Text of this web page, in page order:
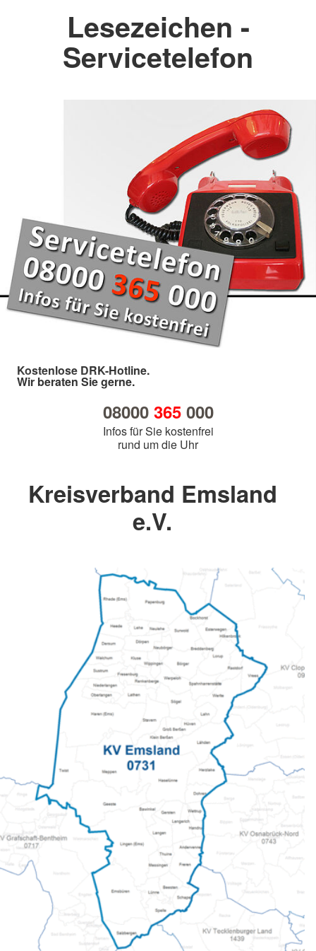
Lesezeichen -
Servicetelefon
Kostenlose DRK-Hotline.
Wir beraten Sie gerne.
08000 365000
Infos für Sie kostenfrei
rund um die Uhr
Kreisverband Emsland
e.V.